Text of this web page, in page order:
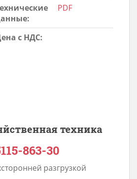
PDF
с НДС:
техника
863-30
разгрузкой